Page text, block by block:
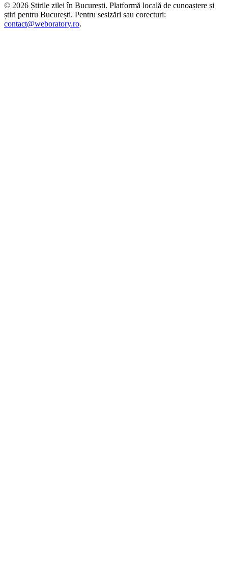
© 2026 Știrile zilei în București. Platformă locală de cunoaștere și
știri pentru București. Pentru sesizări sau corecturi:
contact@weboratory.ro.